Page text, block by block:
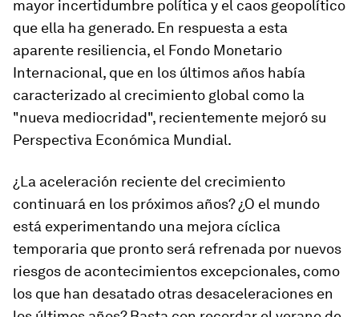
mayor incertidumbre política y el caos geopolítico
que ella ha generado. En respuesta a esta
aparente resiliencia, el Fondo Monetario
Internacional, que en los últimos años había
caracterizado al crecimiento global como la
"nueva mediocridad", recientemente mejoró su
Perspectiva Económica Mundial.
¿La aceleración reciente del crecimiento
continuará en los próximos años? ¿O el mundo
está experimentando una mejora cíclica
temporaria que pronto será refrenada por nuevos
riesgos de acontecimientos excepcionales, como
los que han desatado otras desaceleraciones en